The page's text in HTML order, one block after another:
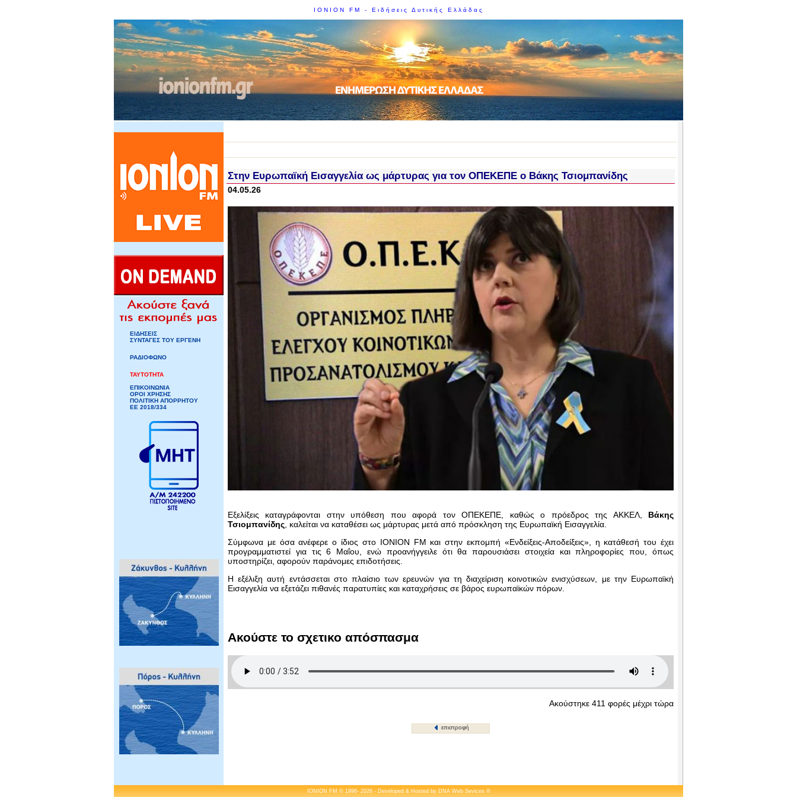
IONION FM - Ειδήσεις Δυτικής Ελλάδας
ΕΙΔΗΣΕΙΣ
ΣΥΝΤΑΓΕΣ ΤΟΥ ΕΡΓΕΝΗ
ΡΑΔΙΟΦΩΝΟ
ΤΑΥΤΟΤΗΤΑ
ΕΠΙΚΟΙΝΩΝΙΑ
ΟΡΟΙ ΧΡΗΣΗΣ
ΠΟΛΙΤΙΚΗ ΑΠΟΡΡΗΤΟΥ
ΕΕ 2018/334
Στην Ευρωπαϊκή Εισαγγελία ως μάρτυρας για τον ΟΠΕΚΕΠΕ ο Βάκης Τσιομπανίδης
04.05.26
Εξελίξεις καταγράφονται στην υπόθεση που αφορά τον ΟΠΕΚΕΠΕ, καθώς ο πρόεδρος της ΑΚΚΕΛ, Βάκης
Τσιομπανίδης , καλείται να καταθέσει ως μάρτυρας μετά από πρόσκληση της Ευρωπαϊκή Εισαγγελία.
Σύμφωνα με όσα ανέφερε ο ίδιος στο IONION FM και στην εκπομπή «Ενδείξεις-Αποδείξεις», η κατάθεσή του έχει
προγραμματιστεί για τις 6 Μαΐου, ενώ προανήγγειλε ότι θα παρουσιάσει στοιχεία και πληροφορίες που, όπως
υποστηρίζει, αφορούν παράνομες επιδοτήσεις.
Η εξέλιξη αυτή εντάσσεται στο πλαίσιο των ερευνών για τη διαχείριση κοινοτικών ενισχύσεων, με την Ευρωπαϊκή
Εισαγγελία να εξετάζει πιθανές παρατυπίες και καταχρήσεις σε βάρος ευρωπαϊκών πόρων.
Ακούστε το σχετικο απόσπασμα
Ακούστηκε 411 φορές μέχρι τώρα
επιστροφή
IONION FM © 1996- 2026 - Developed & Hosted by DNA Web Sevices®